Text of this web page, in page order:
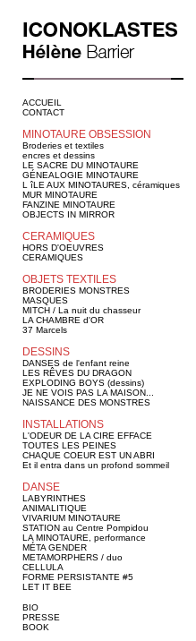
ACCUEIL
CONTACT
MINOTAURE OBSESSION
Broderies et textiles
encres et dessins
LE SACRE DU MINOTAURE
GÉNEALOGIE MINOTAURE
L îLE AUX MINOTAURES, céramiques
MUR MINOTAURE
FANZINE MINOTAURE
OBJECTS IN MIRROR
CERAMIQUES
HORS D'OEUVRES
CERAMIQUES
OBJETS TEXTILES
BRODERIES MONSTRES
MASQUES
MITCH / La nuit du chasseur
LA CHAMBRE d'OR
37 Marcels
DESSINS
DANSES de l'enfant reine
LES RÊVES DU DRAGON
EXPLODING BOYS (dessins)
JE NE VOIS PAS LA MAISON...
NAISSANCE DES MONSTRES
INSTALLATIONS
L'ODEUR DE LA CIRE EFFACE
TOUTES LES PEINES
CHAQUE COEUR EST UN ABRI
Et il entra dans un profond sommeil
DANSE
LABYRINTHES
ANIMALITIQUE
VIVARIUM MINOTAURE
STATION au Centre Pompidou
LA MINOTAURE, performance
MÉTA GENDER
METAMORPHERS / duo
CELLULA
FORME PERSISTANTE #5
LET IT BEE
BIO
PRESSE
BOOK